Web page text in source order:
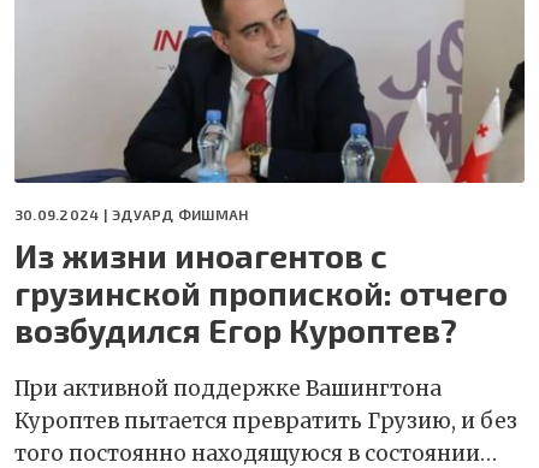
30.09.2024 |ЭДУАРД ФИШМАН
Из жизни иноагентов с
грузинской пропиской: отчего
возбудился Егор Куроптев?
При активной поддержке Вашингтона
Куроптев пытается превратить Грузию, и без
того постоянно находящуюся в состоянии…